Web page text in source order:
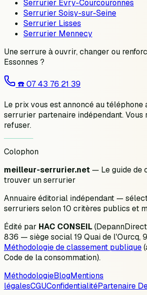
Serrurier Évry-Courcouronnes
Serrurier Soisy-sur-Seine
Serrurier Lisses
Serrurier Mennecy
Une serrure à ouvrir, changer ou
Essonnes ?
☎️07 43 76 21 39
Le prix vous est annoncé au téléphone
serrurier partenaire indépendant. Vous
refuser.
Colophon
meilleur-serrurier.net — Le guide de
trouver un serrurier
Annuaire éditorial indépendant —
serruriers selon 10 critères publics et
Édité par HAC CONSEIL
836 — siège social 19 Quai de l'Ourcq,
Méthodologie de classement publique
Code de la consommation).
MéthodologieBlogMentions
légalesCGUConfidentialitéPartenaire